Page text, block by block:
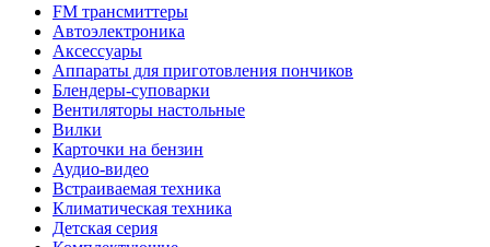
FM трансмиттеры
Автоэлектроника
Аксессуары
Аппараты для приготовления пончиков
Блендеры-суповарки
Вентиляторы настольные
Вилки
Карточки на бензин
Аудио-видео
Встраиваемая техника
Климатическая техника
Детская серия